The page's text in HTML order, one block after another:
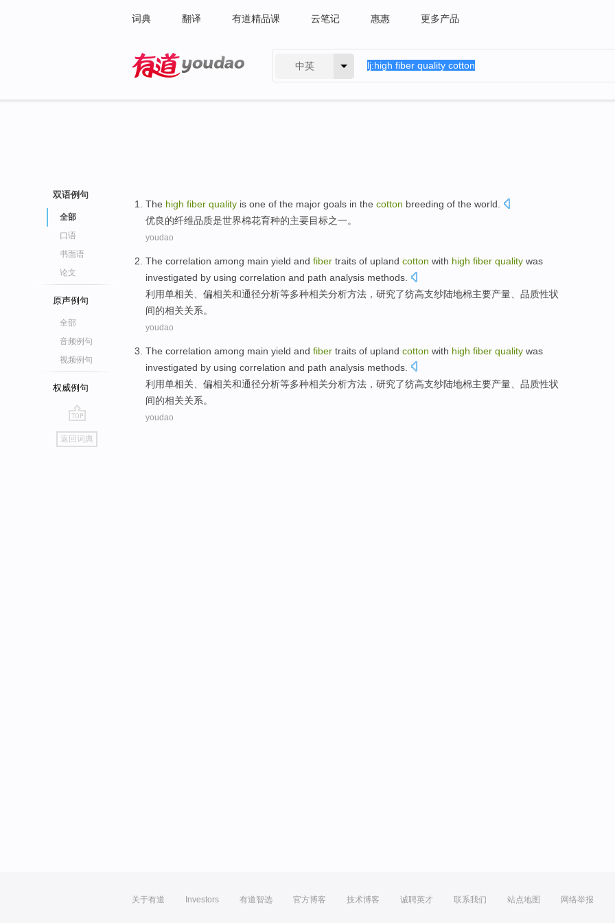
词典 翻译 有道精品课 云笔记 惠惠 更多产品
中英
双语例句
全部
口语
书面语
论文
原声例句
全部
音频例句
视频例句
权威例句
go
top
返回词典
The high fiber quality is one of the major goals in the cotton breeding of the world
优良的纤维品质是世界棉花育种的主要目标之一。
youdao
The correlation among main yield and fiber traits of upland cotton with high fiber quality was
investigated by using correlation and path analysis methods
利用单相关 、偏相关和通径分析等多种相关分析方法 ， 研究了纺高支纱陆地棉主要产量 品质性状
间的相关关系。
youdao
The correlation among main yield and fiber traits of upland cotton with high fiber quality was
investigated by using correlation and path analysis methods
利用单相关 、偏相关和通径分析等多种相关分析方法 ， 研究了纺高支纱陆地棉主要产量 品质性状
间的相关关系。
youdao
关于有道 Investors 有道智选 官方博客 技术博客 诚聘英才 联系我们 站点地图 网络举报